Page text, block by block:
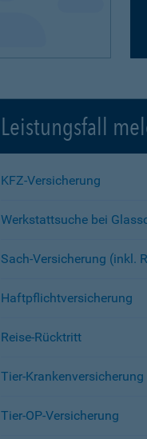
Leistungsfall
KFZ-Versicherung
Werkstattsuche bei
Sach-Versicherung (inkl.
Haftpflichtversicherung
Reise-Rücktritt
Tier-Krankenversicherung
Tier-OP-Versicherung